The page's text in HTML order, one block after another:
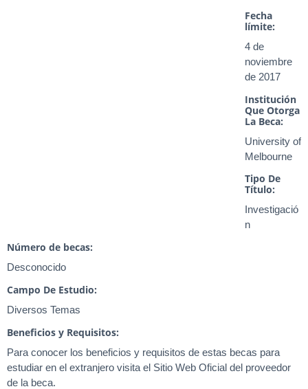
Fecha
límite:
4 de
noviembre
de 2017
Institución
Que Otorga
La Beca:
University of
Melbourne
Tipo De
Título:
Investigació
n
Número de becas:
Desconocido
Campo De Estudio:
Diversos Temas
Beneficios y Requisitos:
Para conocer los beneficios y requisitos de estas becas para
estudiar en el extranjero visita el Sitio Web Oficial del proveedor
de la beca.